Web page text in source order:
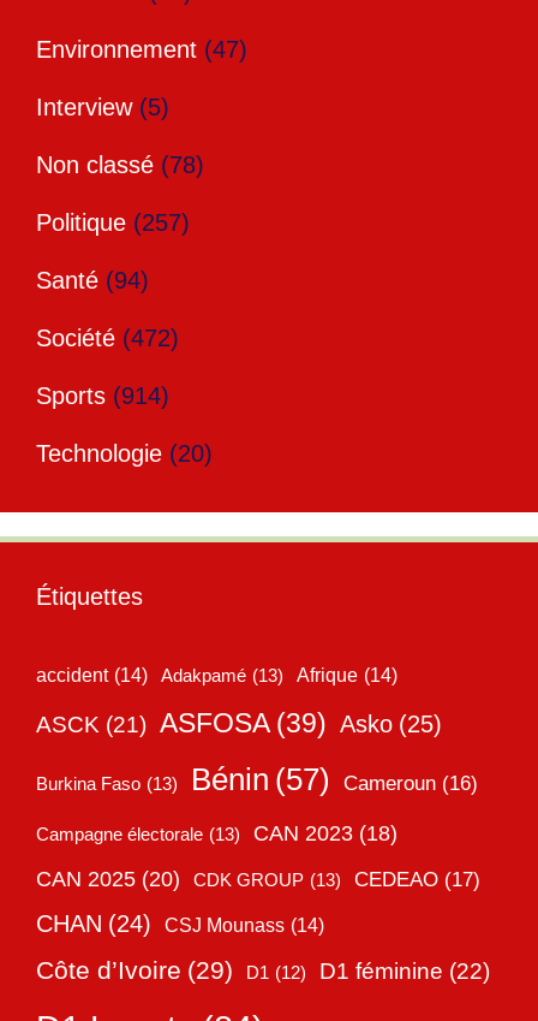
Environnement (47)
Interview(5)
Non classé (78)
Politique (257)
Santé (94)
Société (472)
Sports (914)
Technologie (20)
Étiquettes
accident (14) Adakpamé (13) Afrique (14)
ASCK (21) ASFOSA (39) Asko (25)
Burkina Faso (13) Bénin (57) Cameroun (16)
Campagne électorale (13) CAN 2023 (18)
CAN 2025 (20) CDK GROUP (13) CEDEAO (17)
CHAN (24) CSJ Mounass (14)
Côte d’Ivoire (29) D1 (12) D1 féminine (22)